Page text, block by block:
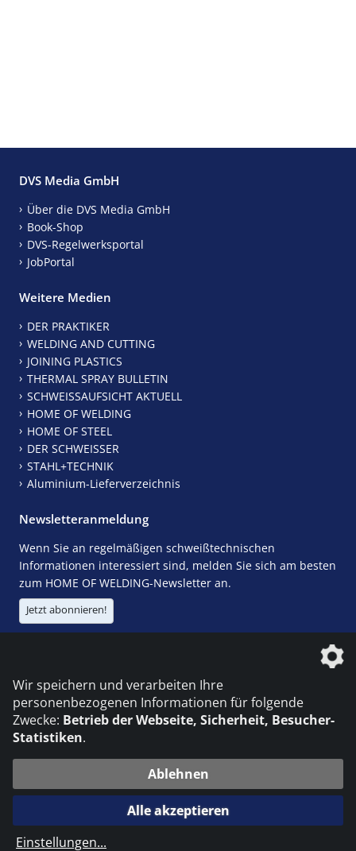
DVS Media GmbH
Über die DVS Media GmbH
Book-Shop
DVS-Regelwerksportal
JobPortal
Weitere Medien
DER PRAKTIKER
WELDING AND CUTTING
JOINING PLASTICS
THERMAL SPRAY BULLETIN
SCHWEISSAUFSICHT AKTUELL
HOME OF WELDING
HOME OF STEEL
DER SCHWEISSER
STAHL+TECHNIK
Aluminium-Lieferverzeichnis
Newsletteranmeldung
Wenn Sie an regelmäßigen schweißtechnischen
Informationen interessiert sind, melden Sie sich am besten
zum HOME OF WELDING-Newsletter an.
Jetzt abonnieren!
Die DVS Media GmbH ist ein Unternehmen der
© 2026 DVS Media GmbH
Datenschutzeinstellungen
die profilschmiede - Internetagentur
Wir speichern und verarbeiten Ihre
personenbezogenen Informationen für folgende
Zwecke: Betrieb der Webseite, Sicherheit, Besucher-
Statistiken.
Ablehnen
Alle akzeptieren
Einstellungen...